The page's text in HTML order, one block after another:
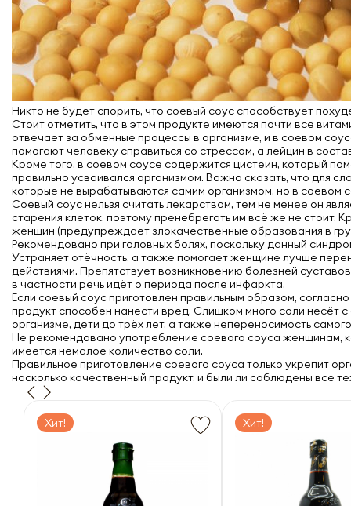
Никто не будет спорить, что соевый соус способствует
Стоит отметить, что в этом продукте имеются почти все
отвечает за обменные процессы в организме, и в соевом
помогают человеку справиться со стрессом, а лейцин в
Кроме того, в соевом соусе содержится цистеин, который
правильно усваивался организмом. Важно сказать, что для
которые не вырабатываются самим организмом, но в соевом
Соевый соус нельзя считать лекарством, тем не менее он
старения клеток, поэтому пренебрегать им всё же не
женщин (предупреждает злокачественные образования в
Рекомендовано при головных болях, поскольку данный
Устраняет отёчность, а также помогает женщине лучше
действиями. Препятствует возникновению болезней
в частности речь идёт о периода после инфаркта.
Если соевый соус приготовлен правильным образом,
продукт способен нанести вред. Слишком много соли несёт
организме, дети до трёх лет, а также непереносимость
Не рекомендовано употребление соевого соуса женщинам,
имеется немалое количество соли.
Правильное приготовление соевого соуса только укрепит
насколько качественный продукт, и были ли соблюдены все
Хит! Хит!